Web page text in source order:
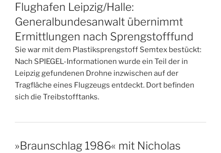
Flughafen Leipzig/Halle:
Generalbundesanwalt übernimmt
Ermittlungen nach Sprengstofffund
Sie war mit dem Plastiksprengstoff Semtex bestückt:
Nach SPIEGEL-Informationen wurde ein Teil der in
Leipzig gefundenen Drohne inzwischen auf der
Tragfläche eines Flugzeugs entdeckt. Dort befinden
sich die Treibstofftanks.
»Braunschlag 1986« mit Nicholas